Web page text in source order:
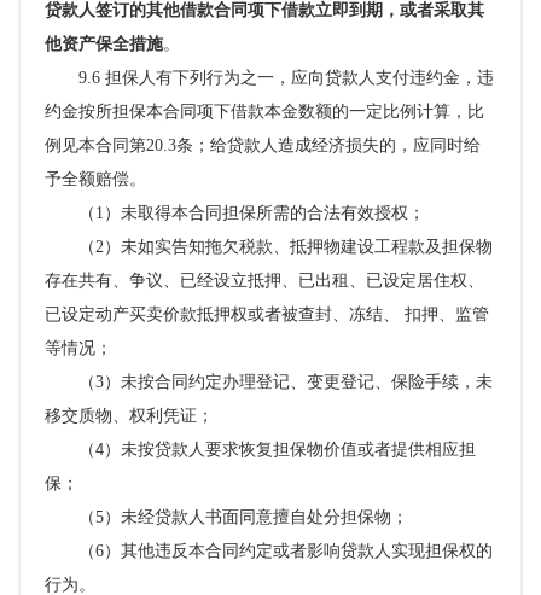
贷款人签订的其他借款合同项下借款立即到期，或者采取其
他资产保全措施。
9.6 担保人有下列行为之一， 应向贷款人支付违约金，违
约金按所担保本合同项下借款本金数额的一定比例计算，比
例见本合同第20.3条；给贷款人造成经济损失的，应同时给
予全额赔偿。
（ 1）未取得本合同担保所需的合法有效授权；
（2）未如实告知拖欠税款、抵押物建设工程款及担保物
存在共有、争议、已经设立抵押、已出租、已设定居住权、
已设定动产买卖价款抵押权或者被查封、冻结、 扣押、监管
等情况；
（3） 未按合同约定办理登记、变更登记、保险手续，未
移交质物、 权利凭证；
（4）未按贷款人要求恢复担保物价值或者提供相应担
保 ；
（5）未经贷款人书面同意擅自处分担保物；
（6）其他违反本合同约定或者影响贷款人实现担保权的
行为。